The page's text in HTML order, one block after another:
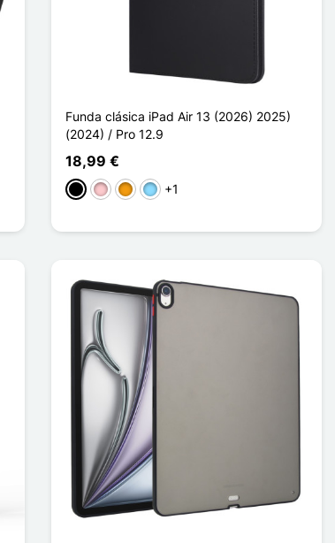
Funda clásica iPad Air 13 (2026) 2025)
(2024) / Pro 12.9
18,99 €
NegroRosaNaranjaAzul claro
+1